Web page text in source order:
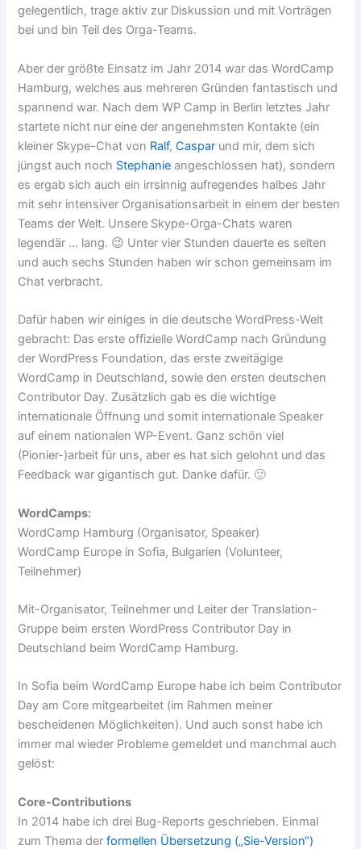
gelegentlich, trage aktiv zur Diskussion und mit Vorträgen
bei und bin Teil des Orga-Teams.
Aber der größte Einsatz im Jahr 2014 war das WordCamp
Hamburg, welches aus mehreren Gründen fantastisch und
spannend war. Nach dem WP Camp in Berlin letztes Jahr
startete nicht nur eine der angenehmsten Kontakte (ein
kleiner Skype-Chat von Ralf,Caspar und mir, dem sich
jüngst auch noch Stephanie angeschlossen hat), sondern
es ergab sich auch ein irrsinnig aufregendes halbes Jahr
mit sehr intensiver Organisationsarbeit in einem der besten
Teams der Welt. Unsere Skype-Orga-Chats waren
legendär … lang. 😉 Unter vier Stunden dauerte es selten
und auch sechs Stunden haben wir schon gemeinsam im
Chat verbracht.
Dafür haben wir einiges in die deutsche WordPress-Welt
gebracht: Das erste offizielle WordCamp nach Gründung
der WordPress Foundation, das erste zweitägige
WordCamp in Deutschland, sowie den ersten deutschen
Contributor Day. Zusätzlich gab es die wichtige
internationale Öffnung und somit internationale Speaker
auf einem nationalen WP-Event. Ganz schön viel
(Pionier-)arbeit für uns, aber es hat sich gelohnt und das
Feedback war gigantisch gut. Danke dafür. 🙂
WordCamps:
WordCamp Hamburg (Organisator, Speaker)
WordCamp Europe in Sofia, Bulgarien (Volunteer,
Teilnehmer)
Mit-Organisator, Teilnehmer und Leiter der Translation-
Gruppe beim ersten WordPress Contributor Day in
Deutschland beim WordCamp Hamburg.
In Sofia beim WordCamp Europe habe ich beim Contributor
Day am Core mitgearbeitet (im Rahmen meiner
bescheidenen Möglichkeiten). Und auch sonst habe ich
immer mal wieder Probleme gemeldet und manchmal auch
gelöst:
Core-Contributions
In 2014 habe ich drei Bug-Reports geschrieben. Einmal
zum Thema derformellen Übersetzung („Sie-Version“)